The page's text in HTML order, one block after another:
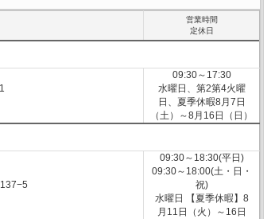
営業時間
定休日
09:30～17:30
水曜日、第2第4火曜
日、夏季休暇8月7日
（土）～8月16日（日）
09:30～18:30(平日)
09:30～18:00(土・日・
祝)
水曜日 【夏季休暇】8
月11日（火）～16日